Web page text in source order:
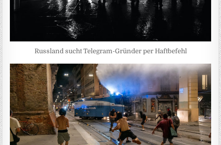
Russland sucht Telegram-Gründer per Haftbefehl